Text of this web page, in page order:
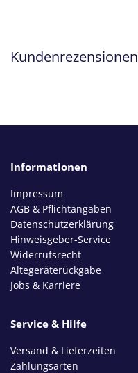
Kundenrezensionen
Informationen
Impressum
AGB & Pflichtangaben
Datenschutzerklärung
Hinweisgeber-Service
Widerrufsrecht
Altegeräterückgabe
Jobs & Karriere
Service & Hilfe
Versand & Lieferzeiten
Zahlungsarten